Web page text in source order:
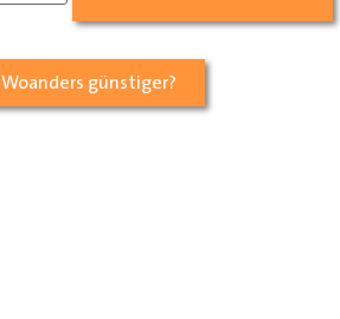
Woanders günstiger?